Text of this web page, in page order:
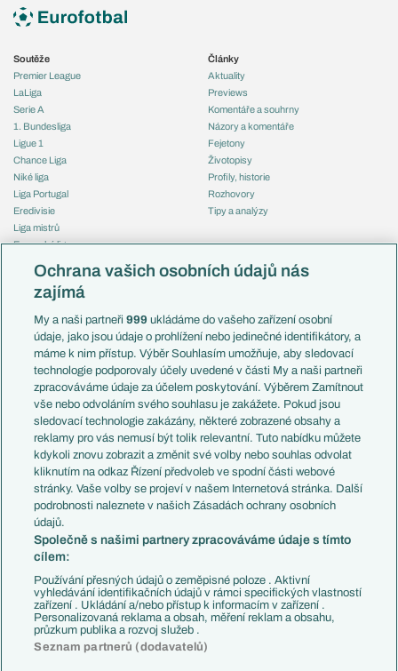
Soutěže
Premier League
LaLiga
Serie A
1. Bundesliga
Ligue 1
Chance Liga
Niké liga
Liga Portugal
Eredivisie
Liga mistrů
Evropská liga
Mistrovství světa
Liga národů
Témata
Představení týmů MS
EuroSkauting
PL v kostce
Evropské koeficienty
Přestupy
Přestupové spekulace
Zranění
Kluby
Arsenal FC
Chelsea FC
Manchester United
AC Milán
Juventus FC
Bayern Mnichov
FC Barcelona
Real Madrid
Články
Aktuality
Previews
Komentáře a souhrny
Názory a komentáře
Fejetony
Životopisy
Profily, historie
Rozhovory
Tipy a analýzy
Česko
Francie
Itálie
Německo
Španělsko
Argentina
Brazílie
Přestupy
Zápasy
Livescore
Tipovací soutěž
Ochrana vašich osobních údajů nás
zajímá
My a naši partneři999 ukládáme do vašeho zařízení osobní
údaje, jako jsou údaje o prohlížení nebo jedinečné identifikátory, a
máme k nim přístup. Výběr Souhlasím umožňuje, aby sledovací
technologie podporovaly účely uvedené v části My a naši partneři
zpracováváme údaje za účelem poskytování. Výběrem Zamítnout
vše nebo odvoláním svého souhlasu je zakážete. Pokud jsou
sledovací technologie zakázány, některé zobrazené obsahy a
reklamy pro vás nemusí být tolik relevantní. Tuto nabídku můžete
kdykoli znovu zobrazit a změnit své volby nebo souhlas odvolat
kliknutím na odkaz Řízení předvoleb ve spodní části webové
stránky. Vaše volby se projeví v našem Internetová stránka. Další
podrobnosti naleznete v našich Zásadách ochrany osobních
údajů.
Společně s našimi partnery zpracováváme údaje s tímto
cílem:
Používání přesných údajů o zeměpisné poloze . Aktivní
vyhledávání identifikačních údajů v rámci specifických vlastností
zařízení . Ukládání a/nebo přístup k informacím v zařízení .
Personalizovaná reklama a obsah, měření reklam a obsahu,
průzkum publika a rozvoj služeb .
Seznam partnerů (dodavatelů)